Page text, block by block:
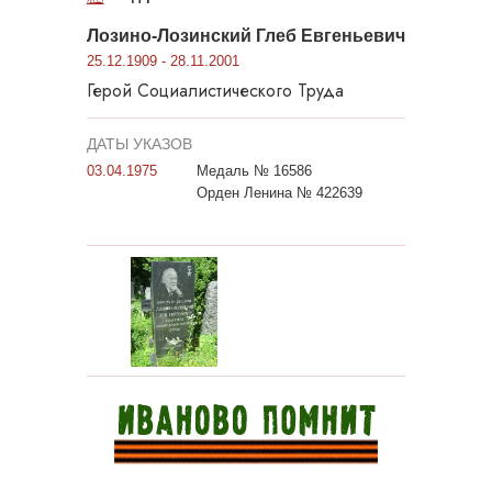
Лозино-Лозинский Глеб Евгеньевич
25.12.1909 - 28.11.2001
Герой Социалистического Труда
ДАТЫ УКАЗОВ
03.04.1975
Медаль № 16586
Орден Ленина № 422639